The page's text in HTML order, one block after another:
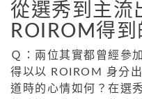
從選秀到主流
ROIROM得
Ｑ：兩位其實都曾經參
得以以 ROIROM 身分
道時的心情如何？在選